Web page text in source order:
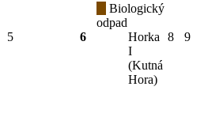
5 6
Biologický
odpad
Horka
I
(Kutná
Hora)
8 9